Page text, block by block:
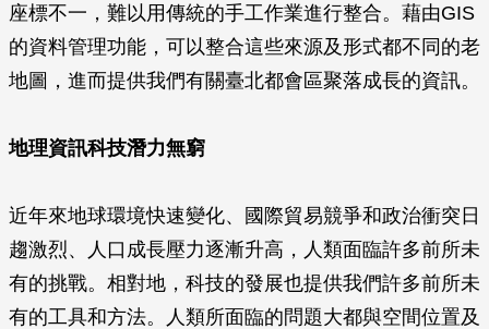
座標不一，難以用傳統的手工作業進行整合。藉由GIS
的資料管理功能，可以整合這些來源及形式都不同的老
地圖，進而提供我們有關臺北都會區聚落成長的資訊。
地理資訊科技潛力無窮
近年來地球環境快速變化、國際貿易競爭和政治衝突日
趨激烈、人口成長壓力逐漸升高，人類面臨許多前所未
有的挑戰。相對地，科技的發展也提供我們許多前所未
有的工具和方法。人類所面臨的問題大都與空間位置及